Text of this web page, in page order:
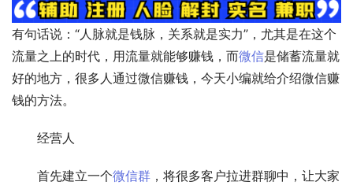
有句话说：“人脉就是钱脉，关系就是实力”，尤其是在这个
流量之上的时代，用流量就能够赚钱，而微信是储蓄流量就
好的地方，很多人通过微信赚钱，今天小编就给介绍微信赚
钱的方法。
经营人
首先建立一个微信群 ，将很多客户拉进群聊中，让大家